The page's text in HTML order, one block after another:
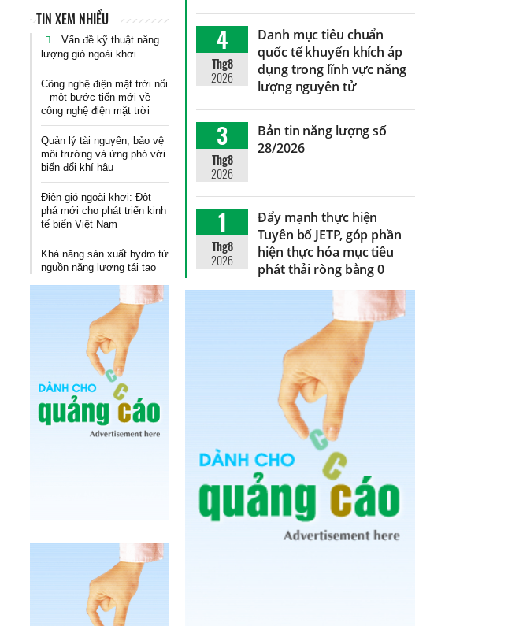
TIN XEM NHIỀU
Vấn đề kỹ thuật năng
lượng gió ngoài khơi
Công nghệ điện mặt trời nổi
– một bước tiến mới về
công nghệ điện mặt trời
Quản lý tài nguyên, bảo vệ
môi trường và ứng phó với
biến đổi khí hậu
Điện gió ngoài khơi: Đột
phá mới cho phát triển kinh
tế biển Việt Nam
Khả năng sản xuất hydro từ
nguồn năng lượng tái tạo
4
Thg8
2026
Danh mục tiêu chuẩn
quốc tế khuyến khích áp
dụng trong lĩnh vực năng
lượng nguyên tử
3
Thg8
2026
Bản tin năng lượng số
28/2026
1
Thg8
2026
Đẩy mạnh thực hiện
Tuyên bố JETP, góp phần
hiện thực hóa mục tiêu
phát thải ròng bằng 0